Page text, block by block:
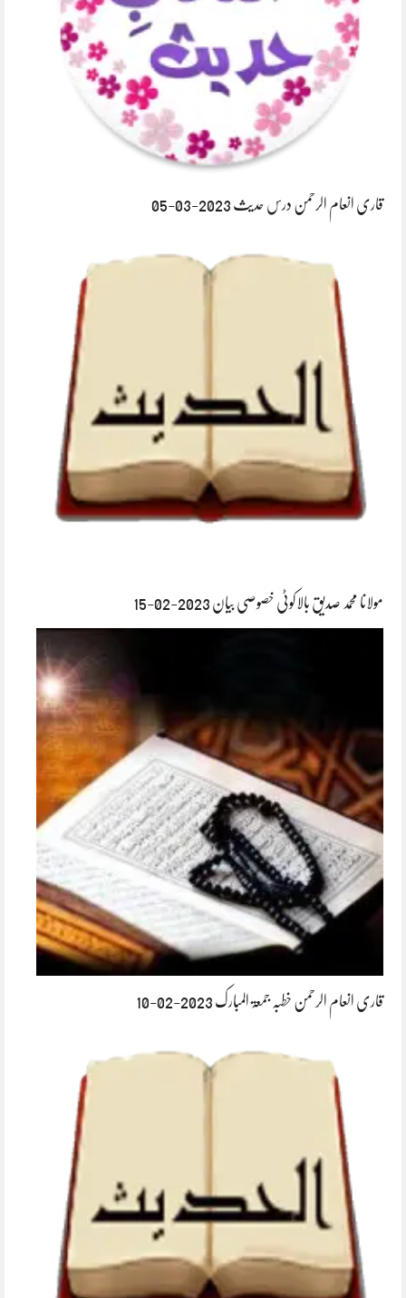
قاری انعام الرحمن درس حدیث 2023-03-05
مولانا محمد صدیق بالاکوٹی خصوصی بیان 2023-02-15
قاری انعام الرحمن خطبہ جمعۃ المبارک 2023-02-10